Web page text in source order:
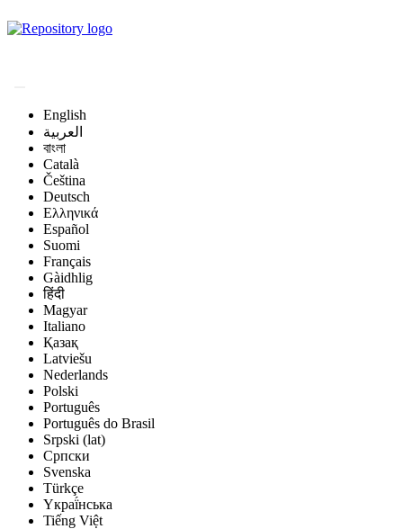
English
العربية
বাংলা
Català
Čeština
Deutsch
Ελληνικά
Español
Suomi
Français
Gàidhlig
हिंदी
Magyar
Italiano
Қазақ
Latviešu
Nederlands
Polski
Português
Português do Brasil
Srpski (lat)
Српски
Svenska
Türkçe
Yкраї́нська
Tiếng Việt